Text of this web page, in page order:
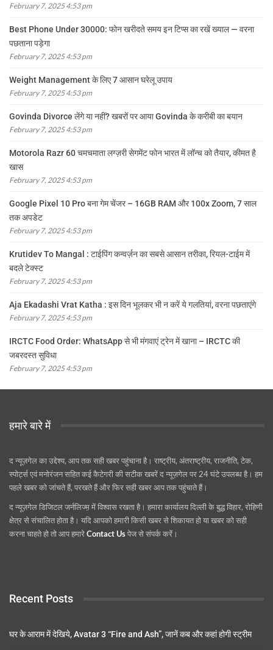
February 7, 2025 4:53 pm
Best Phone Under 30000: फोन खरीदते समय इन टिप्स का रखें ख्याल — वरना
पछताना पड़ेगा
February 7, 2025 4:53 pm
Weight Management के लिए 7 आसान घरेलू उपाय
February 7, 2025 4:53 pm
Govinda Divorce लेंगे या नहीं? खबरों पर आया Govinda के करीबी का बयान
February 7, 2025 4:53 pm
Motorola Razr 60 चमचमाता लग्ज़री सेगमेंट फोन भारत में लॉन्च को तैयार, कीमत है
खास
February 7, 2025 4:53 pm
Google Pixel 10 Pro बना गेम चेंजर – 16GB RAM और 100x Zoom, 7 साल
तक अपडेट
February 7, 2025 4:53 pm
Krutidev To Mangal : टाईपिंग कन्वर्ज़न का सबसे आसान तरीका, रियल-टाईम में
बदले टेक्स्ट
February 7, 2025 4:53 pm
Aja Ekadashi Vrat Katha : इस दिन भूलकर भी न करें ये गलतियां, वरना पछताएंगे
February 7, 2025 4:53 pm
IRCTC Food Order: WhatsApp से भी मंगवाएं ट्रेन में खाना – IRCTC की
जबरदस्त सुविधा
February 7, 2025 4:53 pm
हमारे बारे में
द न्यूज़गेल का उद्देश्य, आप तक सही खबर पहुंचाना है। राष्ट्रीय, अंतराष्ट्रीय, राजनीति, टेक,
स्पोर्ट्स एवं मनोरंजन सहित कई कैटेगरी की सटीक खबरें द न्यूज़गेल पर 24 घंटे उपलब्ध है। हम
पहले खबर को जांचते हैं, परखते हैं और फिर सही खबर आप तक पहुंचाते हैं।
द न्यूज़गेल डिजिटल जर्नलिज्म़ में विश्वास रखता है। हमारा कार्यालय दिल्ली के बुद्ध विहार, रोहिणी
क्षेत्र से संचालित होता है। यदि आपको हमारी किसी खबर से शिकायत हो या खबर को सही
करना चाहते हो तो आप हमारेContact Usपेज से संपर्क करें।
Recent Posts
घर के आराम में देखिये, Avatar 3 “Fire and Ash”, जानें कब और कहां होगी स्ट्रीम